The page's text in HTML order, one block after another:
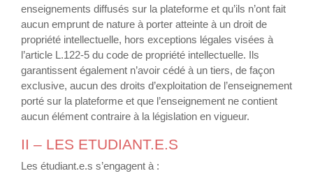
enseignements diffusés sur la plateforme et qu’ils n’ont fait
aucun emprunt de nature à porter atteinte à un droit de
propriété intellectuelle, hors exceptions légales visées à
l’article L.122-5 du code de propriété intellectuelle. Ils
garantissent également n’avoir cédé à un tiers, de façon
exclusive, aucun des droits d’exploitation de l’enseignement
porté sur la plateforme et que l’enseignement ne contient
aucun élément contraire à la législation en vigueur.
II – LES ETUDIANT.E.S
Les étudiant.e.s s’engagent à :